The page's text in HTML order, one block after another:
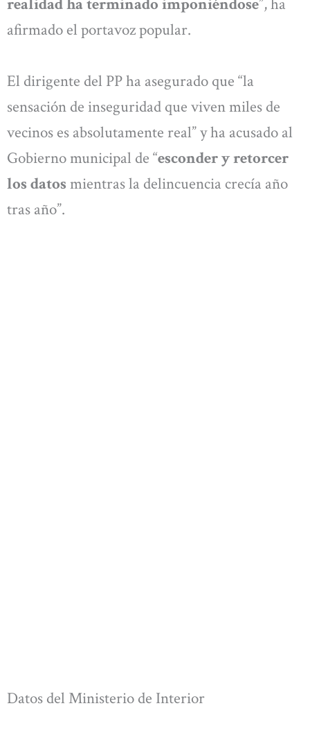
realidad ha terminado imponiéndose”, ha
afirmado el portavoz popular.
El dirigente del PP ha asegurado que “la
sensación de inseguridad que viven miles de
vecinos es absolutamente real” y ha acusado al
Gobierno municipal de “esconder y retorcer
los datos mientras la delincuencia crecía año
tras año”.
Datos del Ministerio de Interior